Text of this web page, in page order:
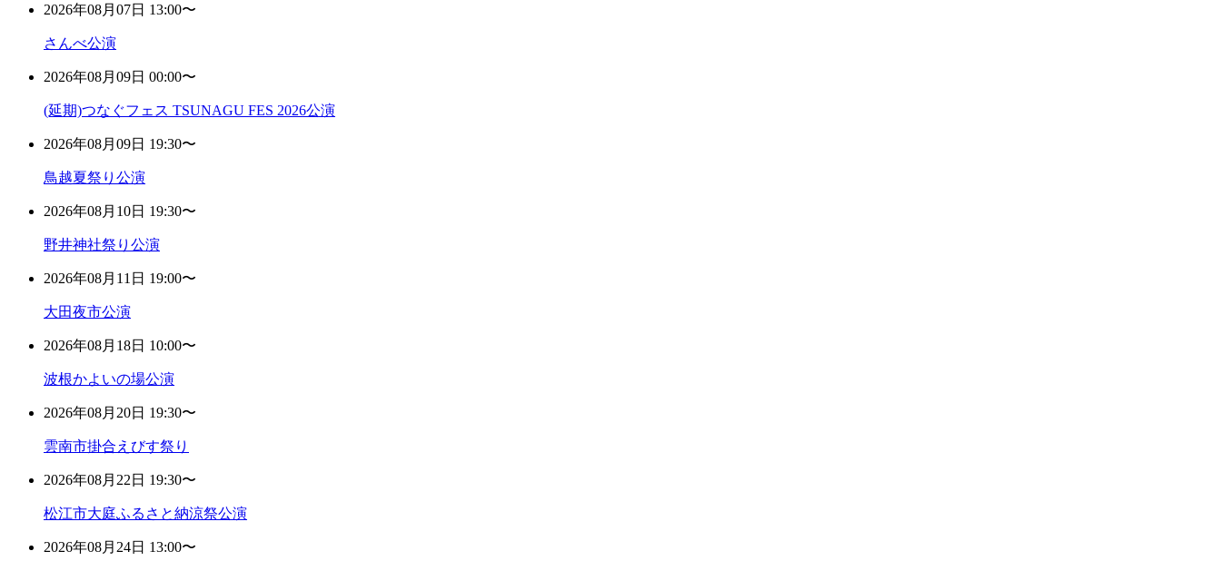
2026年08月07日 13:00〜
さんべ公演
2026年08月09日 00:00〜
(延期)つなぐフェス TSUNAGU FES 2026公演
2026年08月09日 19:30〜
鳥越夏祭り公演
2026年08月10日 19:30〜
野井神社祭り公演
2026年08月11日 19:00〜
大田夜市公演
2026年08月18日 10:00〜
波根かよいの場公演
2026年08月20日 19:30〜
雲南市掛合えびす祭り
2026年08月22日 19:30〜
松江市大庭ふるさと納涼祭公演
2026年08月24日 13:00〜